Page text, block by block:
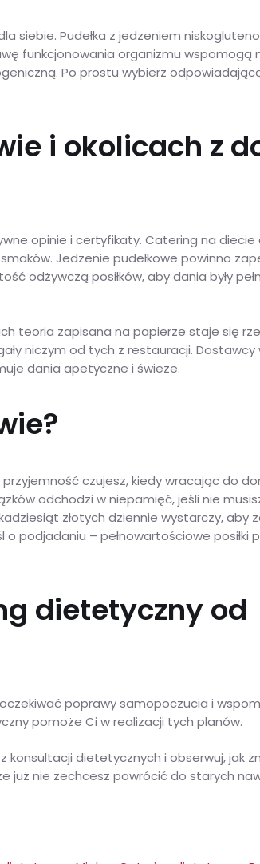
Pudełka z jedzeniem
funkcjonowania organizmu
Po prostu wybierz
i okolicach z
opinie i certyfikaty. Catering na
Jedzenie pudełkowe powinno
odżywczą posiłków, aby dania były
teoria zapisana na papierze staje się
niczym od tych z restauracji.
dania apetyczne i świeże.
czujesz, kiedy wracając do
odchodzi w niepamięć, jeśli nie
złotych dziennie wystarczy, aby
podjadaniu – pełnowartościowe posiłki
dietetyczny od
poprawy samopoczucia i
pomoże Ci w realizacji tych planów.
dietetycznych i obserwuj, jak
już nie zechcesz powrócić do starych